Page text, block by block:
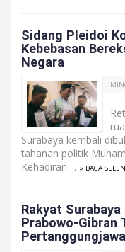
Sidang Pleidoi
Kebebasan
Negara
Surabaya kembali
tahanan politik
Kehadiran ... » BACA
Rakyat
Prabowo-Gibran